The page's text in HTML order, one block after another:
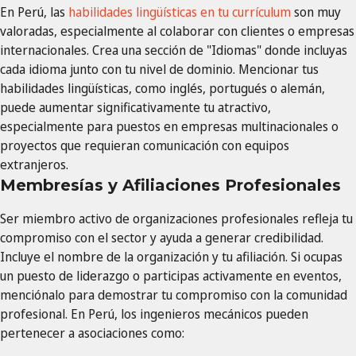
En Perú, las habilidades lingüísticas en tu currículumson muy
valoradas, especialmente al colaborar con clientes o empresas
internacionales. Crea una sección de "Idiomas" donde incluyas
cada idioma junto con tu nivel de dominio. Mencionar tus
habilidades lingüísticas, como inglés, portugués o alemán,
puede aumentar significativamente tu atractivo,
especialmente para puestos en empresas multinacionales o
proyectos que requieran comunicación con equipos
extranjeros.
Membresías y Afiliaciones Profesionales
Ser miembro activo de organizaciones profesionales refleja tu
compromiso con el sector y ayuda a generar credibilidad.
Incluye el nombre de la organización y tu afiliación. Si ocupas
un puesto de liderazgo o participas activamente en eventos,
menciónalo para demostrar tu compromiso con la comunidad
profesional. En Perú, los ingenieros mecánicos pueden
pertenecer a asociaciones como: